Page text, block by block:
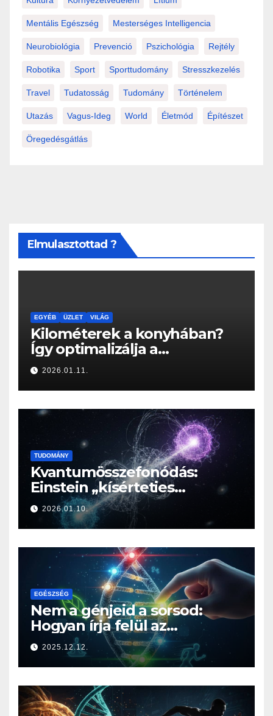
Mentális Egészség Mesterséges Intelligencia
Neurobiológia Prevenció Pszichológia Rejtély
Robotika Sport Sporttudomány Stresszkezelés
Travel Tudatosság Tudomány Történelem
Utazás Vagus-Ideg World Életmód Építészet
Öregedésgátlás
Elmulasztottad ?
EGYÉB ÜZLET VILÁG
Kilométerek a konyhában?
Így optimalizálja a
Konyhabútor Guru az
otthonod mozgásközpontját
2026.01.11.
TUDOMÁNY
Kvantumösszefonódás:
Einstein „kísérteties
távolhatása” a valóság
határán
2026.01.10.
EGÉSZSÉG
Nem a génjeid a sorsod:
Hogyan írja felül az
életmódod az örökségedet?
2025.12.12.